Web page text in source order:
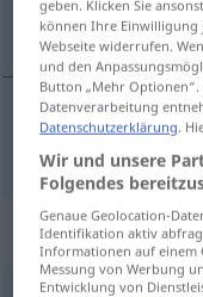
especialidad
geben. Klicken Sie
können Ihre Einwilligung
Webseite widerrufen.
und den
Button „Mehr
Datenverarbeitung
Datenschutzerklärung.
Wir und unsere
Folgendes
Genaue Geolocation-
Identifikation aktiv
Informationen auf einem
Messung von Werbung
Entwicklung von